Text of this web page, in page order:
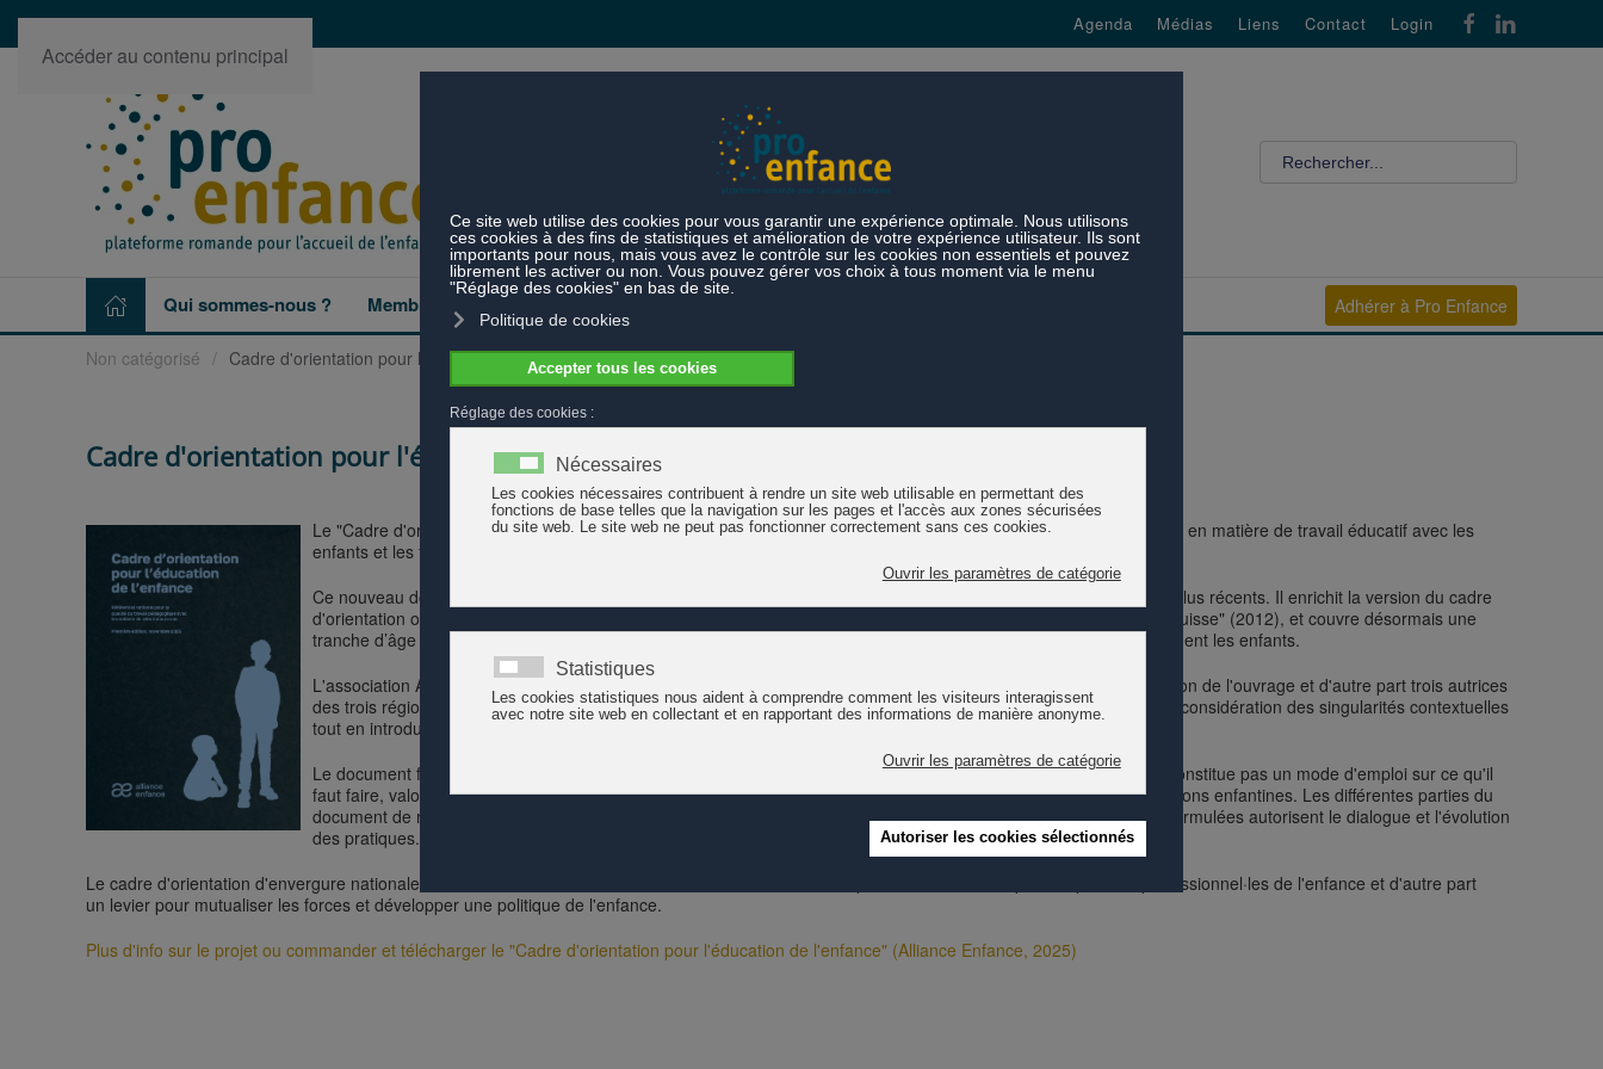
Accéder au contenu principal
Agenda Médias Liens Contact Login
Qui sommes-nous ? Membres Projets et prestations Adhérer à Pro Enfance
Non catégorisé Cadre d'orientation pour l'éducation de l'enfance
Cadre d'orientation pour l'éducation de l'enfance
Le "Cadre d'orientation pour l'éducation de l'enfance" (2025) vise à s’imposer au niveau suisse comme la référence en matière de travail éducatif avec les
enfants et les familles et à fonder une vision de la qualité qui transcende les barrières linguistiques et disciplinaires.
Ce nouveau document de référence est issu de la pratique et intègre les conclusions des travaux scientifiques les plus récents. Il enrichit la version du cadre
d'orientation originel, intitulé "Cadre d’orientation pour la formation, l’accueil et l’éducation de la petite enfance en Suisse" (2012), et couvre désormais une
tranche d’âge élargie allant de la prénatalité à l'âge de 12 ans, dans les différents domaines spécialisés qui concernent les enfants.
L'association Alliance Enfance a mandaté d'une part l’Institut Marie Meierhofer pour l’enfant (MMI) pour la conception de l'ouvrage et d'autre part trois autrices
des trois régions linguistiques pour rédiger le nouveau cadre d’orientation 2.0. Cette démarche autorise la prise en considération des singularités contextuelles
tout en introduisant des principes universels.
Le document fondateur institue des exigences en termes de qualité et propose plusieurs pistes de réflexion. Il ne constitue pas un mode d'emploi sur ce qu'il
faut faire, valorisant ainsi les métiers de l'enfance, la complexité du travail avec les enfants, la diversité des populations enfantines. Les différentes parties du
document de référence sont divisibles. Des éléments peuvent être mis en oeuvre sans injonctions. Les questions formulées autorisent le dialogue et l'évolution
des pratiques.
Le cadre d'orientation d'envergure nationale est ainsi à décliner en fonction des besoins. Il offre d'une part une source d'inspiration pour les professionnel·les de l'enfance et d'autre part
un levier pour mutualiser les forces et développer une politique de l'enfance.
Plus d'info sur le projet ou commander et télécharger le "Cadre d'orientation pour l'éducation de l'enfance" (Alliance Enfance, 2025)